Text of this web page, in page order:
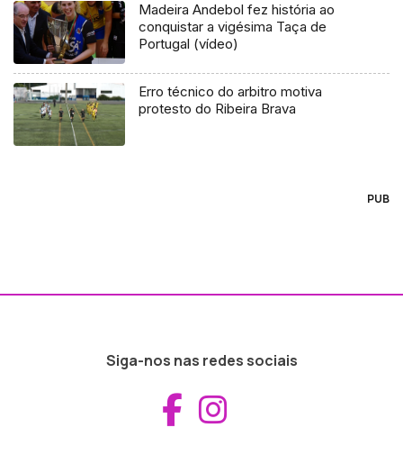
Madeira Andebol fez história ao
conquistar a vigésima Taça de
Portugal (vídeo)
Erro técnico do arbitro motiva
protesto do Ribeira Brava
PUB
Siga-nos nas redes sociais
Aceder ao